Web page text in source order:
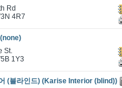
Rd
4R7
St.
1Y3
(블라인드) (Karise Interior (blind))